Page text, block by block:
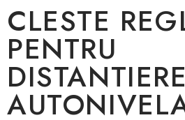
CLESTE
PENTRU
DISTANTIERE